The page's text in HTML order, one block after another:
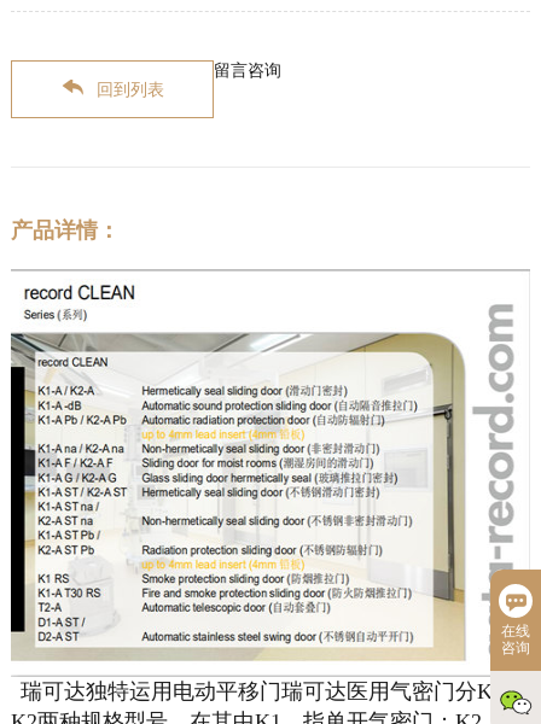
回到列表
留言咨询
产品详情：
瑞可达独特运用电动平移门瑞可达医用气密门分K1和
在线
咨询